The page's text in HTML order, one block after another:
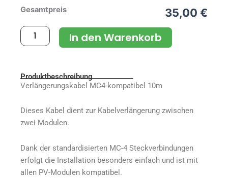
Gesamtpreis 35,00 €
In den Warenkorb
Produktbeschreibung
Verlängerungskabel MC4-kompatibel 10m
Dieses Kabel dient zur Kabelverlängerung zwischen
zwei Modulen.
Dank der standardisierten MC-4 Steckverbindungen
erfolgt die Installation besonders einfach und ist mit
allen PV-Modulen kompatibel.